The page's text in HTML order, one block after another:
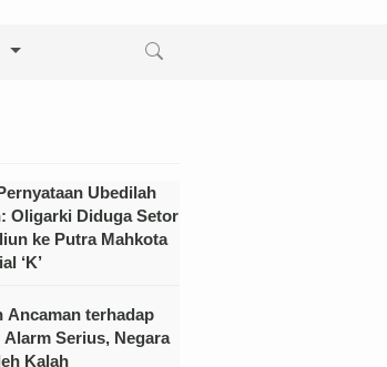
Ubedilah
Oligarki Diduga Setor
ke Putra Mahkota
‘K’
Ancaman terhadap
Serius, Negara
Kalah